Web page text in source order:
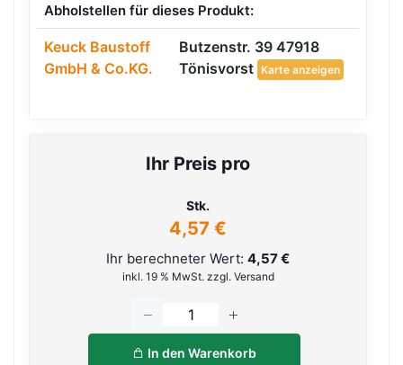
Abholstellen für dieses Produkt:
Keuck Baustoff
GmbH & Co.KG.
Butzenstr. 39 47918
Tönisvorst Karte anzeigen
Ihr Preis pro
Stk.
4,57 €
Ihr berechneter Wert: 4,57 €
inkl. 19 % MwSt. zzgl. Versand
In den Warenkorb